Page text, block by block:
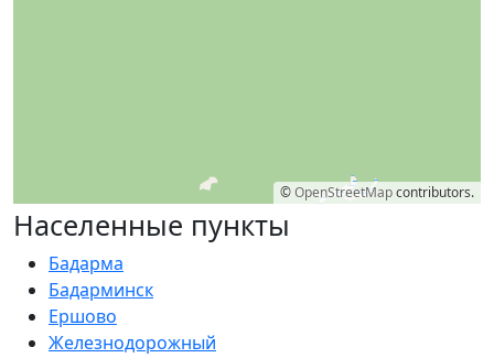
©OpenStreetMapcontributors.
Населенные пункты
Бадарма
Бадарминск
Ершово
Железнодорожный